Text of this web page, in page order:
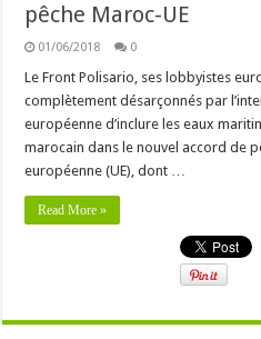
pêche Maroc-UE
01/06/2018 0
Le Front Polisario, ses lobbyistes
complètement désarçonnés par
européenne d’inclure les eaux
marocain dans le nouvel accord de
européenne (UE), dont …
Read More »